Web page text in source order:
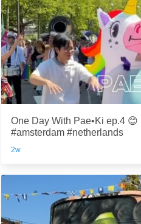
One Day With Pae•Ki ep.4 😊
#amsterdam #netherlands
2w